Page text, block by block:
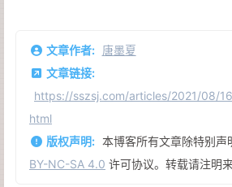
文章作者: 唐墨夏
文章链接:
https://sszsj.com/articles/2021/08/
html
版权声明: 本博客所有文章除特别声
BY-NC-SA 4.0 许可协议。转载请注明